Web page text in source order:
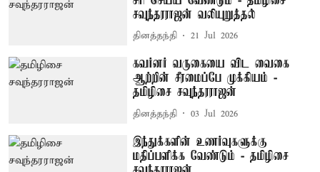
சவுந்தரராஜன் வலியுறுத்தல்
தினத்தந்தி 21 Jul 2026
கவர்னர் வருகையை விட வைகை
ஆற்றின் சீரமைப்பே முக்கியம் -
தமிழிசை சவுந்தரராஜன்
தினத்தந்தி 03 Jul 2026
இந்துக்களின் உணர்வுகளுக்கு
மதிப்பளிக்க வேண்டும் - தமிழிசை